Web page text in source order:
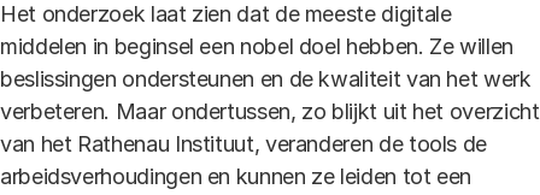
Het onderzoek laat zien dat de meeste digitale
middelen in beginsel een nobel doel hebben. Ze willen
beslissingen ondersteunen en de kwaliteit van het werk
verbeteren. Maar ondertussen, zo blijkt uit het overzicht
van het Rathenau Instituut, veranderen de tools de
arbeidsverhoudingen en kunnen ze leiden tot een